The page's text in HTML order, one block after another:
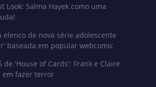
Look: Salma Hayek como uma
elenco de nova série adolescente
baseada em popular webcomic
de 'House of Cards': Frank e Claire
em fazer terror